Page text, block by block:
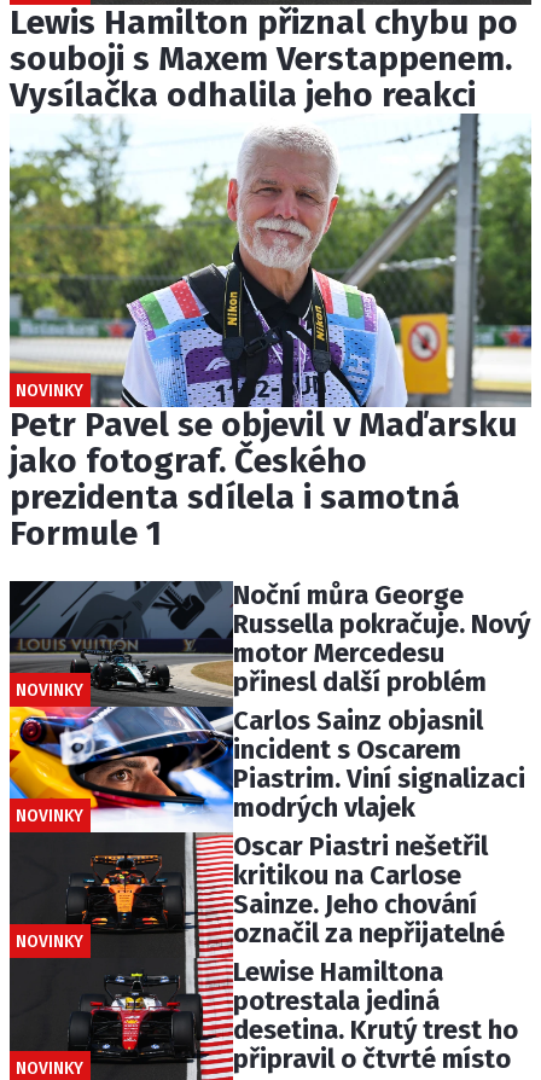
Lewis Hamilton přiznal chybu po
souboji s Maxem Verstappenem.
Vysílačka odhalila jeho reakci
NOVINKY
Petr Pavel se objevil v Maďarsku
jako fotograf. Českého
prezidenta sdílela i samotná
Formule 1
NOVINKY
Noční můra George
Russella pokračuje. Nový
motor Mercedesu
přinesl další problém
NOVINKY
Carlos Sainz objasnil
incident s Oscarem
Piastrim. Viní signalizaci
modrých vlajek
NOVINKY
Oscar Piastri nešetřil
kritikou na Carlose
Sainze. Jeho chování
označil za nepřijatelné
NOVINKY
Lewise Hamiltona
potrestala jediná
desetina. Krutý trest ho
připravil o čtvrté místo